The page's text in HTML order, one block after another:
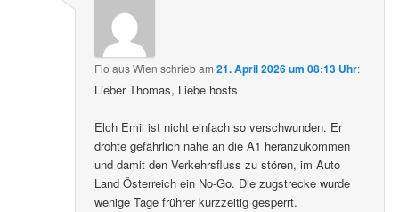
Flo aus Wien schriebam21. April 2026 um 08:13 Uhr:
Lieber Thomas, Liebe hosts
Elch Emil ist nicht einfach so verschwunden. Er
drohte gefährlich nahe an die A1 heranzukommen
und damit den Verkehrsfluss zu stören, im Auto
Land Österreich ein No-Go. Die zugstrecke wurde
wenige Tage frührer kurzzeitig gesperrt.